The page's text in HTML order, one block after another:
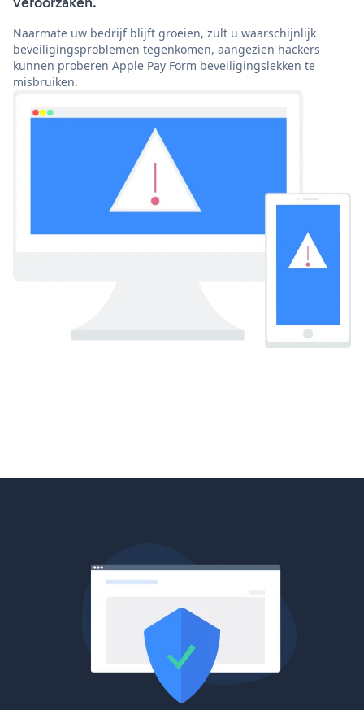
Naarmate uw bedrijf blijft groeien, zult u waarschijnlijk
beveiligingsproblemen tegenkomen, aangezien hackers
kunnen proberen Apple Pay Form beveiligingslekken te
misbruiken.